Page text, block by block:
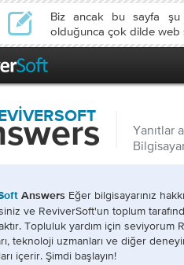
Biz ancak bu sayfa şu
olduğunca çok dilde web
Yanıtlar
Answers Eğer bilgisayarınız
ve ReviverSoft'un toplum
Topluluk yardım için seviyorum
teknoloji uzmanları ve diğer
içerir. Şimdi başlayın!